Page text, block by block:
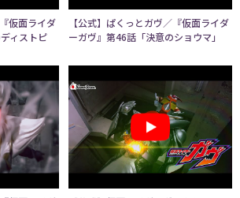
仮面ライダ
ィストピ
【公式】ぱくっとガヴ／『仮面ライダ
ーガヴ』第46話「決意のショウマ」